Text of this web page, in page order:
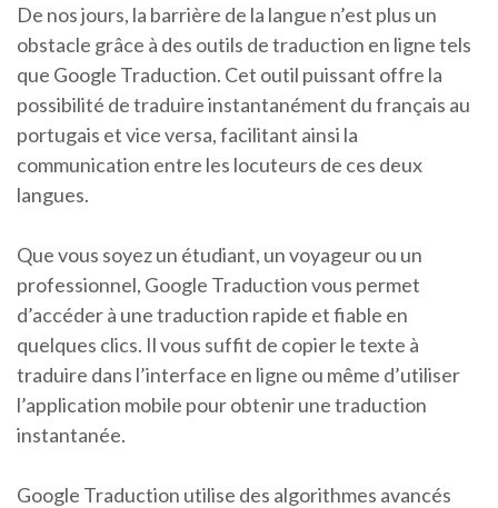
De nos jours, la barrière de la langue n’est plus un
obstacle grâce à des outils de traduction en ligne tels
que Google Traduction. Cet outil puissant offre la
possibilité de traduire instantanément du français au
portugais et vice versa, facilitant ainsi la
communication entre les locuteurs de ces deux
langues.
Que vous soyez un étudiant, un voyageur ou un
professionnel, Google Traduction vous permet
d’accéder à une traduction rapide et fiable en
quelques clics. Il vous suffit de copier le texte à
traduire dans l’interface en ligne ou même d’utiliser
l’application mobile pour obtenir une traduction
instantanée.
Google Traduction utilise des algorithmes avancés